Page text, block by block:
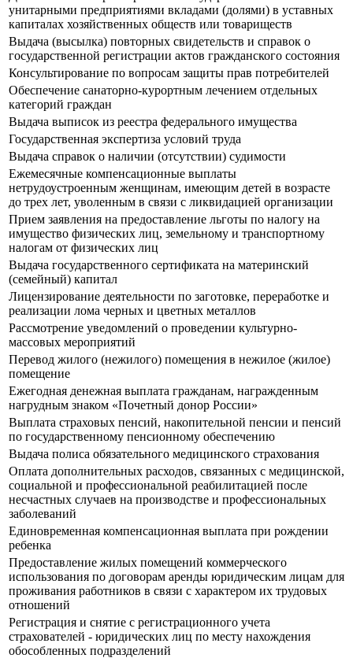
унитарными предприятиями вкладами (долями) в уставных
капиталах хозяйственных обществ или товариществ
Выдача (высылка) повторных свидетельств и справок о
государственной регистрации актов гражданского состояния
Консультирование по вопросам защиты прав потребителей
Обеспечение санаторно-курортным лечением отдельных
категорий граждан
Выдача выписок из реестра федерального имущества
Государственная экспертиза условий труда
Выдача справок о наличии (отсутствии) судимости
Ежемесячные компенсационные выплаты
нетрудоустроенным женщинам, имеющим детей в возрасте
до трех лет, уволенным в связи с ликвидацией организации
Прием заявления на предоставление льготы по налогу на
имущество физических лиц, земельному и транспортному
налогам от физических лиц
Выдача государственного сертификата на материнский
(семейный) капитал
Лицензирование деятельности по заготовке, переработке и
реализации лома черных и цветных металлов
Рассмотрение уведомлений о проведении культурно-
массовых мероприятий
Перевод жилого (нежилого) помещения в нежилое (жилое)
помещение
Ежегодная денежная выплата гражданам, награжденным
нагрудным знаком «Почетный донор России»
Выплата страховых пенсий, накопительной пенсии и пенсий
по государственному пенсионному обеспечению
Выдача полиса обязательного медицинского страхования
Оплата дополнительных расходов, связанных с медицинской,
социальной и профессиональной реабилитацией после
несчастных случаев на производстве и профессиональных
заболеваний
Единовременная компенсационная выплата при рождении
ребенка
Предоставление жилых помещений коммерческого
использования по договорам аренды юридическим лицам для
проживания работников в связи с характером их трудовых
отношений
Регистрация и снятие с регистрационного учета
страхователей - юридических лиц по месту нахождения
обособленных подразделений